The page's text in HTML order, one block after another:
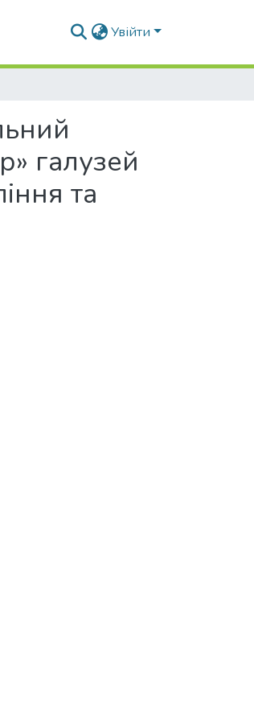
Увійти
галузей
та